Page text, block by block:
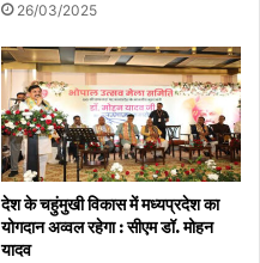
26/03/2025
देश के चहुंमुखी विकास में मध्यप्रदेश का
योगदान अव्वल रहेगा : सीएम डॉ. मोहन
यादव